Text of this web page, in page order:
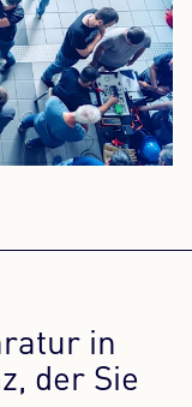
in
der Sie